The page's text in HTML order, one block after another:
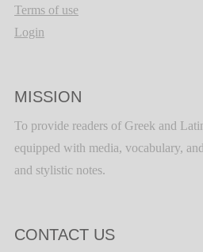
Terms of use
Login
MISSION
To provide readers of Greek and
equipped with media, vocabulary,
and stylistic notes.
CONTACT US